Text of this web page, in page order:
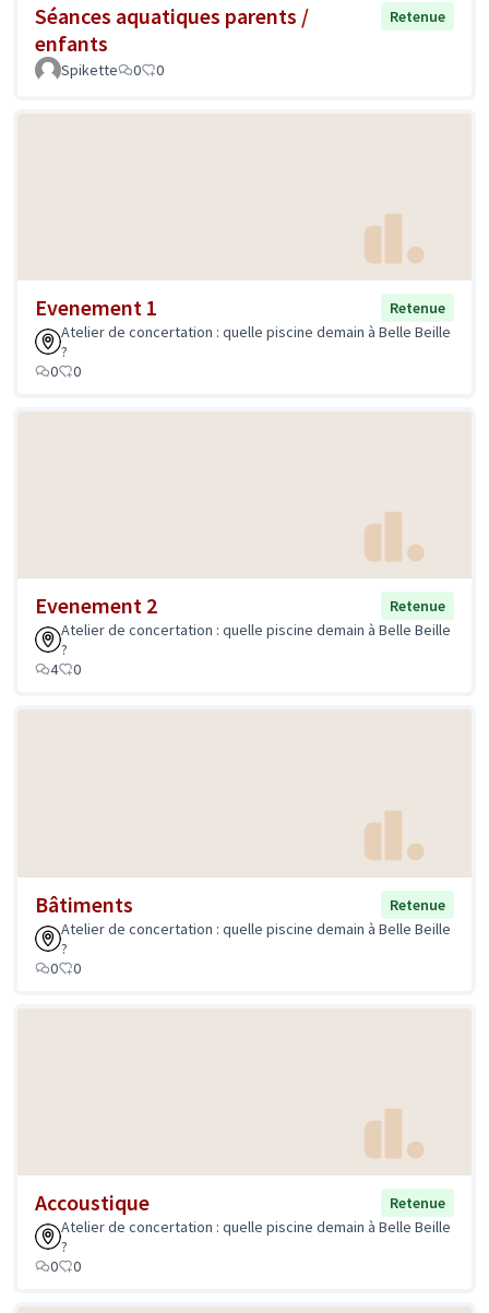
Séances aquatiques parents /
enfants
Retenue
Spikette 0 0
Evenement 1
Retenue
Atelier de concertation : quelle piscine demain à Belle Beille
?
0
0
Evenement 2
Retenue
Atelier de concertation : quelle piscine demain à Belle Beille
?
4
0
Bâtiments
Retenue
Atelier de concertation : quelle piscine demain à Belle Beille
?
0
0
Accoustique
Retenue
Atelier de concertation : quelle piscine demain à Belle Beille
?
0
0